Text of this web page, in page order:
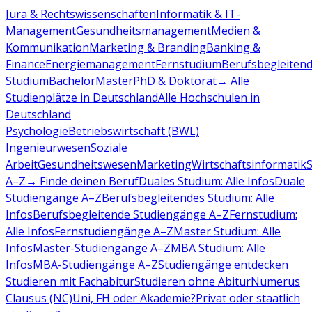
Jura & RechtswissenschaftenInformatik & IT-
ManagementGesundheitsmanagementMedien &
KommunikationMarketing & BrandingBanking &
FinanceEnergiemanagementFernstudiumBerufsbegleitend
StudiumBachelorMasterPhD & Doktorat→ Alle
Studienplätze in DeutschlandAlle Hochschulen in
Deutschland
PsychologieBetriebswirtschaft (BWL)
IngenieurwesenSoziale
ArbeitGesundheitswesenMarketingWirtschaftsinformatik
A–Z→ Finde deinen BerufDuales Studium: Alle InfosDuale
Studiengänge A–ZBerufsbegleitendes Studium: Alle
InfosBerufsbegleitende Studiengänge A–ZFernstudium:
Alle InfosFernstudiengänge A–ZMaster Studium: Alle
InfosMaster-Studiengänge A–ZMBA Studium: Alle
InfosMBA-Studiengänge A–ZStudiengänge entdecken
Studieren mit FachabiturStudieren ohne AbiturNumerus
Clausus (NC)Uni, FH oder Akademie?Privat oder staatlich